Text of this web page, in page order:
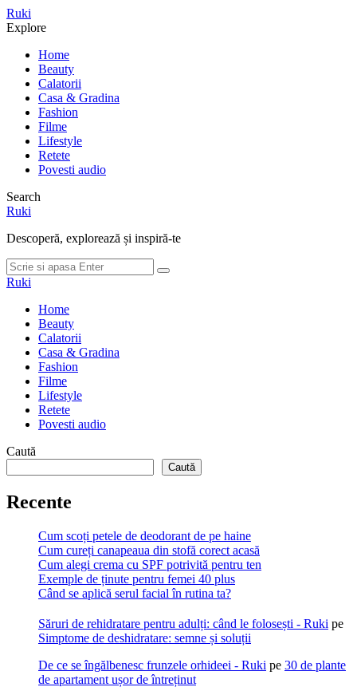
Meniu
Ruki
Cauta
Explore
Home
Beauty
Calatorii
Casa & Gradina
Fashion
Filme
Lifestyle
Retete
Povesti audio
Search
Ruki
Descoperă, explorează și inspiră-te
Cauta
dupa:
Cauta
Ruki
Home
Beauty
Calatorii
Casa & Gradina
Fashion
Filme
Lifestyle
Retete
Povesti audio
Caută
Caută
Recente
Cum scoți petele de deodorant de pe haine
Cum cureți canapeaua din stofă corect acasă
Cum alegi crema cu SPF potrivită pentru ten
Exemple de ținute pentru femei 40 plus
Când se aplică serul facial în rutina ta?
Săruri de rehidratare pentru adulți: când le folosești - Ruki pe
Simptome de deshidratare: semne și soluții
De ce se îngălbenesc frunzele orhideei - Ruki pe 30 de plante
de apartament ușor de întreținut